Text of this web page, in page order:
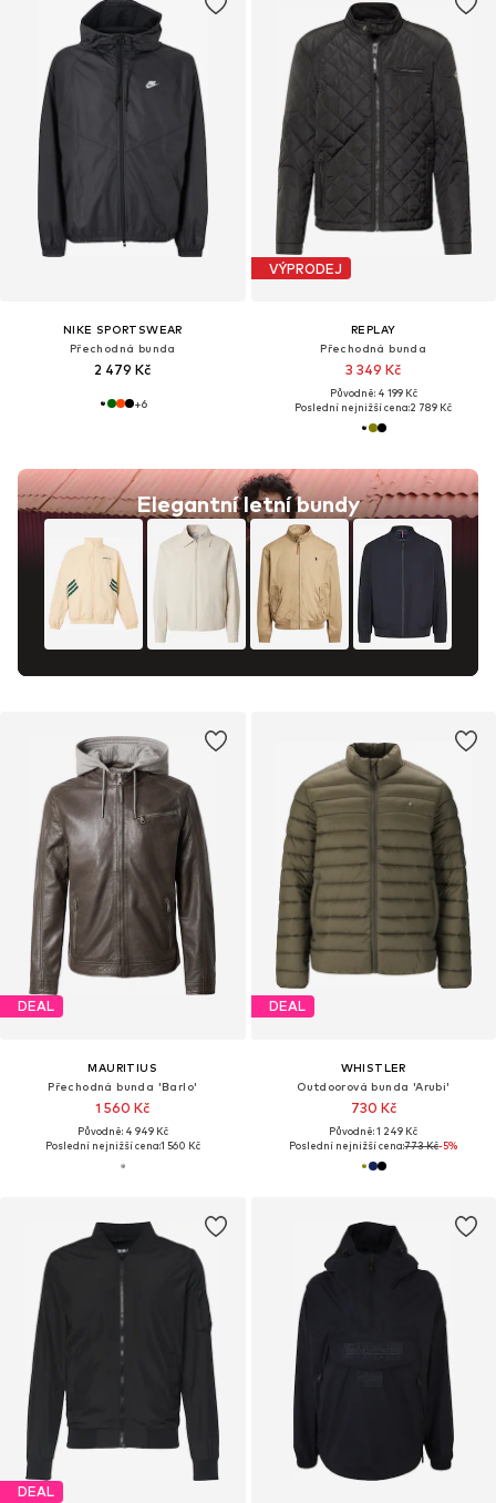
NIKE SPORTSWEAR
Přechodná bunda
2 479 Kč
+6
Elegantní letní bundy
VÝPRODEJ
REPLAY
Přechodná bunda
3 349 Kč
Původně: 4 199 Kč
Poslední nejnižší cena:2 789 Kč
DEAL
MAURITIUS
Přechodná bunda 'Barlo'
1 560 Kč
Původně: 4 949 Kč
Poslední nejnižší cena:1 560 Kč
DEAL
WHISTLER
Outdoorová bunda 'Arubi'
730 Kč
Původně: 1 249 Kč
Poslední nejnižší cena:773 Kč-5%
DEAL